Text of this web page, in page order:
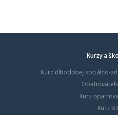
Kurzy a
Kurz dlhodobej sociálno-
Kurz
Kurz